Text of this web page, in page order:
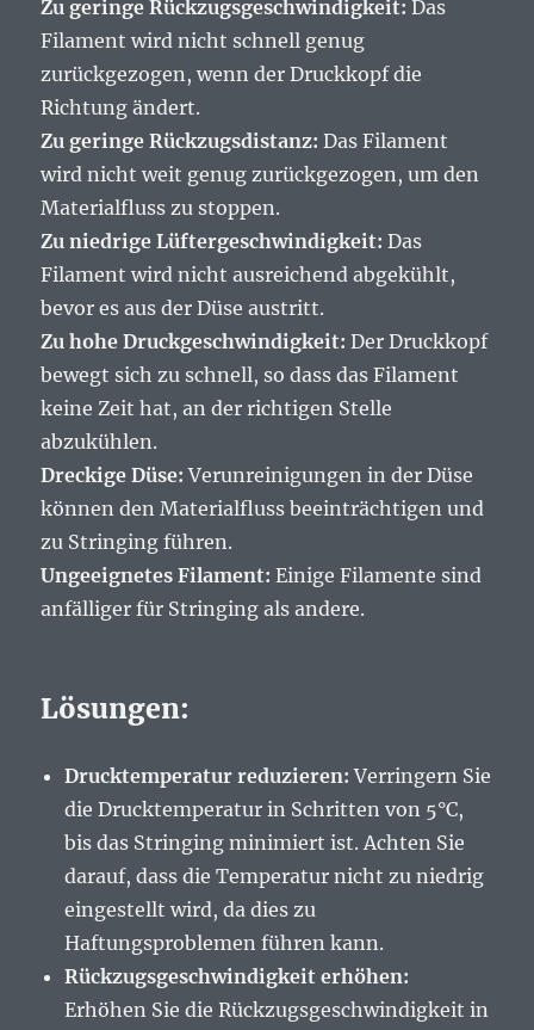
Zu geringe Rückzugsgeschwindigkeit: Das
Filament wird nicht schnell genug
zurückgezogen, wenn der Druckkopf die
Richtung ändert.
Zu geringe Rückzugsdistanz: Das Filament
wird nicht weit genug zurückgezogen, um den
Materialfluss zu stoppen.
Zu niedrige Lüftergeschwindigkeit: Das
Filament wird nicht ausreichend abgekühlt,
bevor es aus der Düse austritt.
Zu hohe Druckgeschwindigkeit: Der Druckkopf
bewegt sich zu schnell, so dass das Filament
keine Zeit hat, an der richtigen Stelle
abzukühlen.
Dreckige Düse: Verunreinigungen in der Düse
können den Materialfluss beeinträchtigen und
zu Stringing führen.
Ungeeignetes Filament: Einige Filamente sind
anfälliger für Stringing als andere.
Lösungen:
Drucktemperatur reduzieren: Verringern Sie
die Drucktemperatur in Schritten von 5°C,
bis das Stringing minimiert ist. Achten Sie
darauf, dass die Temperatur nicht zu niedrig
eingestellt wird, da dies zu
Haftungsproblemen führen kann.
Rückzugsgeschwindigkeit erhöhen:
Erhöhen Sie die Rückzugsgeschwindigkeit in